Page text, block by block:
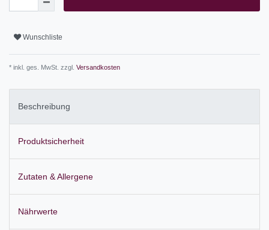
Wunschliste
* inkl. ges. MwSt. zzgl. Versandkosten
Beschreibung
Produktsicherheit
Zutaten & Allergene
Nährwerte